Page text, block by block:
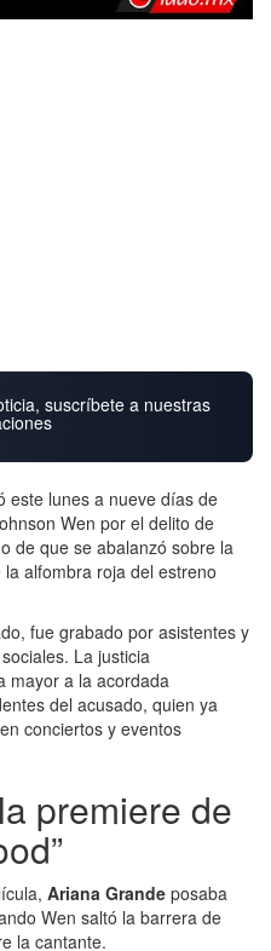
suscríbete a nuestras
este lunes a nueve días de
Wen por el delito de
de que se abalanzó sobre la
la alfombra roja del estreno
fue grabado por asistentes y
La justicia
mayor a la acordada
del acusado, quien ya
conciertos y eventos
premiere de
Ariana Grande posaba
Wen saltó la barrera de
la cantante.